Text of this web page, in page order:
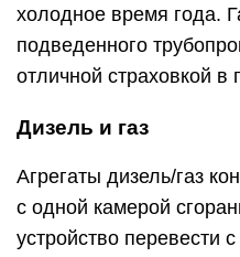
холодное время года.
подведенного
отличной страховкой
Дизель и газ
Агрегаты дизель/газ
с одной камерой
устройство перевести